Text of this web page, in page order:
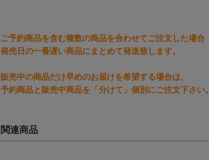
ご予約商品を含む複数の商品を合わせてご注文した場合
発売日の一番遅い商品にまとめて発送致します。
販売中の商品だけ早めのお届けを希望する場合は、
予約商品と販売中商品を「分けて」個別にご注文下さい。
関連商品